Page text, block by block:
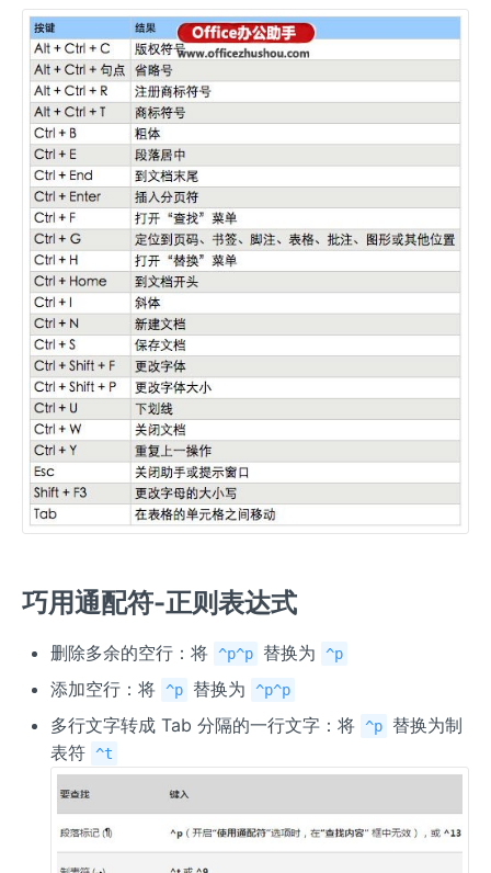
巧用通配符-正则表达式
删除多余的空行：将 ^p^p 替换为 ^p
添加空行：将 ^p 替换为 ^p^p
多行文字转成 Tab 分隔的一行文字：将 ^p
替换为制
表符 ^t